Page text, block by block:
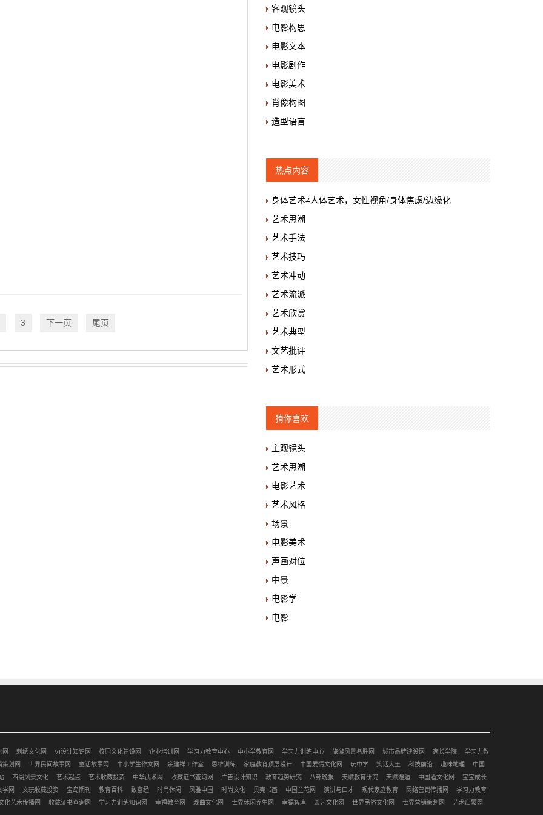
3 下一页 尾页
客观镜头
电影构思
电影文本
电影剧作
电影美术
肖像构图
造型语言
热点内容
身体艺术≠人体艺术，女性视角/身体焦虑/边缘化
艺术思潮
艺术手法
艺术技巧
艺术冲动
艺术流派
艺术欣赏
艺术典型
文艺批评
艺术形式
猜你喜欢
主观镜头
艺术思潮
电影艺术
艺术风格
场景
电影美术
声画对位
中景
电影学
电影
网 刺绣文化网 VI设计知识网 校园文化建设网 企业培训网 学习力教育中心 中小学教育网 学习力训练中心 旅游风景名胜网 城市品牌建设网 家长学院
学习力教
策划网 世界民间故事网 童话故事网 中小学生作文网 余建祥工作室 思维训练 家庭教育顶层设计 中国爱情文化网 玩中学 笑话大王 科技前沿 趣味地理
中国
西湖风景文化 艺术起点 艺术收藏投资 中华武术网 收藏证书查询网 广告设计知识 教育趋势研究 八卦晚报 天赋教育研究 天赋邂逅 中国酒文化网
宝宝成长
学网 文玩收藏投资 宝岛期刊 教育百科 致富经 时尚休闲 风雅中国 时尚文化 贝壳书画 中国兰花网 演讲与口才 现代家庭教育 网络营销传播网
学习力教育
化艺术传播网 收藏证书查询网 学习力训练知识网 幸福教育网 戏曲文化网 世界休闲养生网 幸福智库 茶艺文化网 世界民俗文化网 世界营销策划网
艺术启蒙网